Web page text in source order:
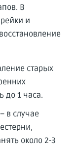
В
и
старых
до 1 часа.
– в случае
около 2-3